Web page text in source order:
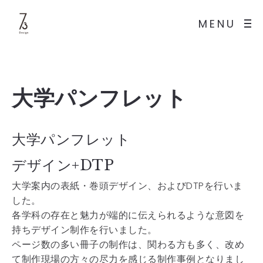
MENU
大学パンフレット
大学パンフレット
デザイン+DTP
大学案内の表紙・巻頭デザイン、およびDTPを行いま
した。
各学科の存在と魅力が端的に伝えられるような意図を
持ちデザイン制作を行いました。
ページ数の多い冊子の制作は、関わる方も多く、改め
て制作現場の方々の尽力を感じる制作事例となりまし